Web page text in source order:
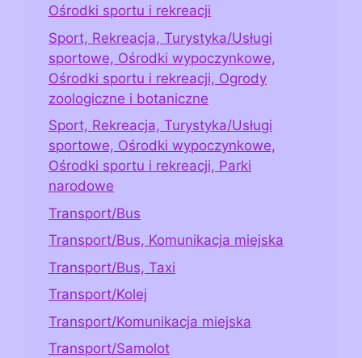
Ośrodki sportu i rekreacji
Sport, Rekreacja, Turystyka/Usługi
sportowe, Ośrodki wypoczynkowe,
Ośrodki sportu i rekreacji, Ogrody
zoologiczne i botaniczne
Sport, Rekreacja, Turystyka/Usługi
sportowe, Ośrodki wypoczynkowe,
Ośrodki sportu i rekreacji, Parki
narodowe
Transport/Bus
Transport/Bus, Komunikacja miejska
Transport/Bus, Taxi
Transport/Kolej
Transport/Komunikacja miejska
Transport/Samolot